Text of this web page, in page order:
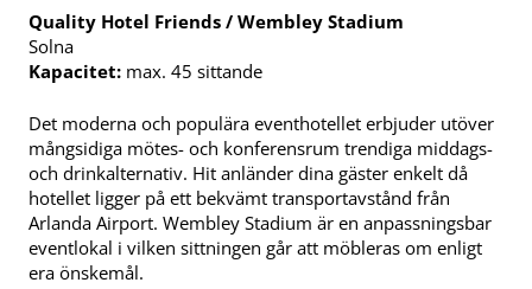
Quality Hotel Friends / Wembley Stadium
Solna
Kapacitet: max. 45 sittande
Det moderna och populära eventhotellet erbjuder utöver
mångsidiga mötes- och konferensrum trendiga middags-
och drinkalternativ. Hit anländer dina gäster enkelt då
hotellet ligger på ett bekvämt transportavstånd från
Arlanda Airport. Wembley Stadium är en anpassningsbar
eventlokal i vilken sittningen går att möbleras om enligt
era önskemål.